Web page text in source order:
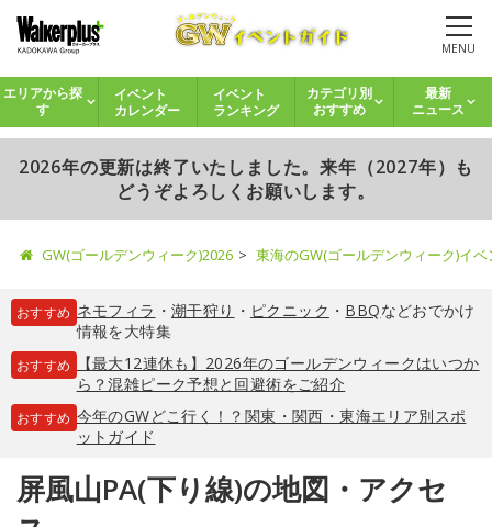
MENU
エリアから探
す
イベント
カレンダー
イベント
ランキング
カテゴリ別
おすすめ
最新
ニュース
2026年の更新は終了いたしました。来年（2027年）も
どうぞよろしくお願いします。
GW(ゴールデンウィーク)2026 東海のGW(ゴールデンウィーク)イ
おすすめ ネモフィラ ・ 潮干狩り ・ ピクニック ・ BBQなどおでかけ
情報を大特集
おすすめ
【最大12連休も】2026年のゴールデンウィークはいつか
ら？混雑ピーク予想と回避術をご紹介
おすすめ 今年のGWどこ行く！？関東・関西・東海エリア別スポ
ットガイド
屏風山PA(下り線)の地図・アクセ